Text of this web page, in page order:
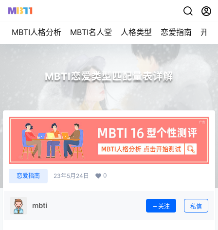
MBTI人格分析 MBTI名人堂 人格类型 恋爱指南 开始
MBTI恋爱类型匹配量表详解
恋爱指南 23年5月24日 0
mbti 关注 私信